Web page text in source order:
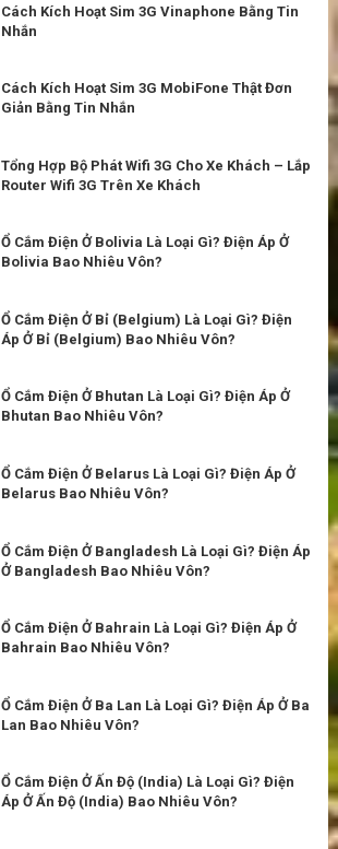
Cách Kích Hoạt Sim 3G Vinaphone Bằng Tin
Nhắn
Cách Kích Hoạt Sim 3G MobiFone Thật Đơn
Giản Bằng Tin Nhắn
Tổng Hợp Bộ Phát Wifi 3G Cho Xe Khách – Lắp
Router Wifi 3G Trên Xe Khách
Ổ Cắm Điện Ở Bolivia Là Loại Gì? Điện Áp Ở
Bolivia Bao Nhiêu Vôn?
Ổ Cắm Điện Ở Bỉ (Belgium) Là Loại Gì? Điện
Áp Ở Bỉ (Belgium) Bao Nhiêu Vôn?
Ổ Cắm Điện Ở Bhutan Là Loại Gì? Điện Áp Ở
Bhutan Bao Nhiêu Vôn?
Ổ Cắm Điện Ở Belarus Là Loại Gì? Điện Áp Ở
Belarus Bao Nhiêu Vôn?
Ổ Cắm Điện Ở Bangladesh Là Loại Gì? Điện Áp
Ở Bangladesh Bao Nhiêu Vôn?
Ổ Cắm Điện Ở Bahrain Là Loại Gì? Điện Áp Ở
Bahrain Bao Nhiêu Vôn?
Ổ Cắm Điện Ở Ba Lan Là Loại Gì? Điện Áp Ở Ba
Lan Bao Nhiêu Vôn?
Ổ Cắm Điện Ở Ấn Độ (India) Là Loại Gì? Điện
Áp Ở Ấn Độ (India) Bao Nhiêu Vôn?